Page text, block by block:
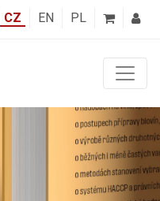
CZ EN PL